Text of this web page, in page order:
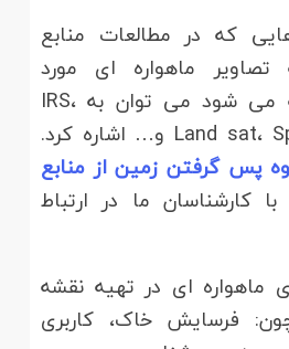
که در مطالعات منابع
ماهواره ای مورد
استفاده قرار گرفته می شود می توان به IRS،
Land sat، Spot، Ikonos، Aster و… اشاره کرد.
پس گرفتن زمین از منابع
کارشناسان ما در ارتباط
ماهواره ای در تهیه نقشه
فرسایش خاک، کاربری